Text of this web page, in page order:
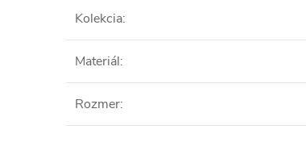
Kolekcia:
Materiál:
Rozmer: